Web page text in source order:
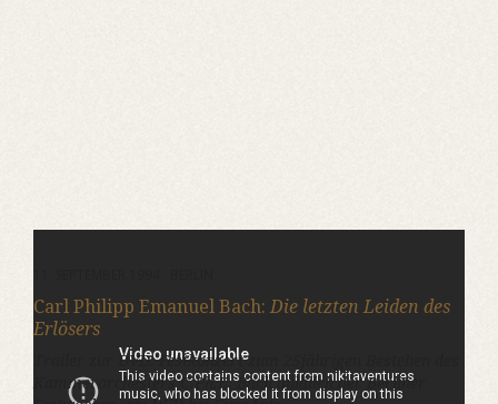
Carl Philipp Emanuel Bach: Die letzten Leiden des
Erlösers
Trailer zur DVD: Festkonzert zum 25jährigen Bestehen des
Kammerorchesters C.Ph.E. Bach anlälich der Berliner